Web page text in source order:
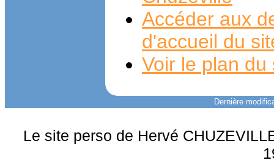
Accéder aux
d'accueil du
Voir le plan du
Dernière
Le site perso de Hervé